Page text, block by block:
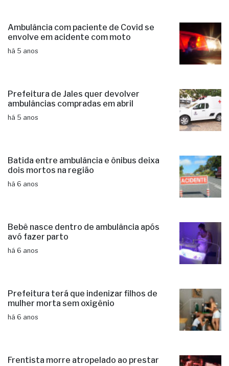
Ambulância com paciente de Covid se
envolve em acidente com moto
há 5 anos
Prefeitura de Jales quer devolver
ambulâncias compradas em abril
há 5 anos
Batida entre ambulância e ônibus deixa
dois mortos na região
há 6 anos
Bebê nasce dentro de ambulância após
avó fazer parto
há 6 anos
Prefeitura terá que indenizar filhos de
mulher morta sem oxigênio
há 6 anos
Frentista morre atropelado ao prestar